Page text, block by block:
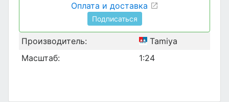
Оплата и доставка
Подписаться
Производитель:
Tamiya
Масштаб:
1:24